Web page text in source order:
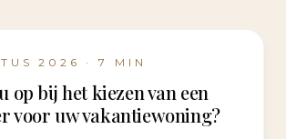
2026 ·7 MIN
op bij het kiezen van een
voor uw vakantiewoning?